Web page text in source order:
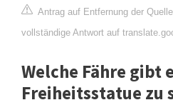
Antrag auf Entfernung der Quelle
vollständige Antwort auf
Welche Fähre gibt
Freiheitsstatue zu